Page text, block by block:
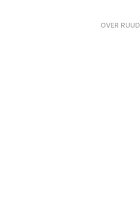
OVER RUUD